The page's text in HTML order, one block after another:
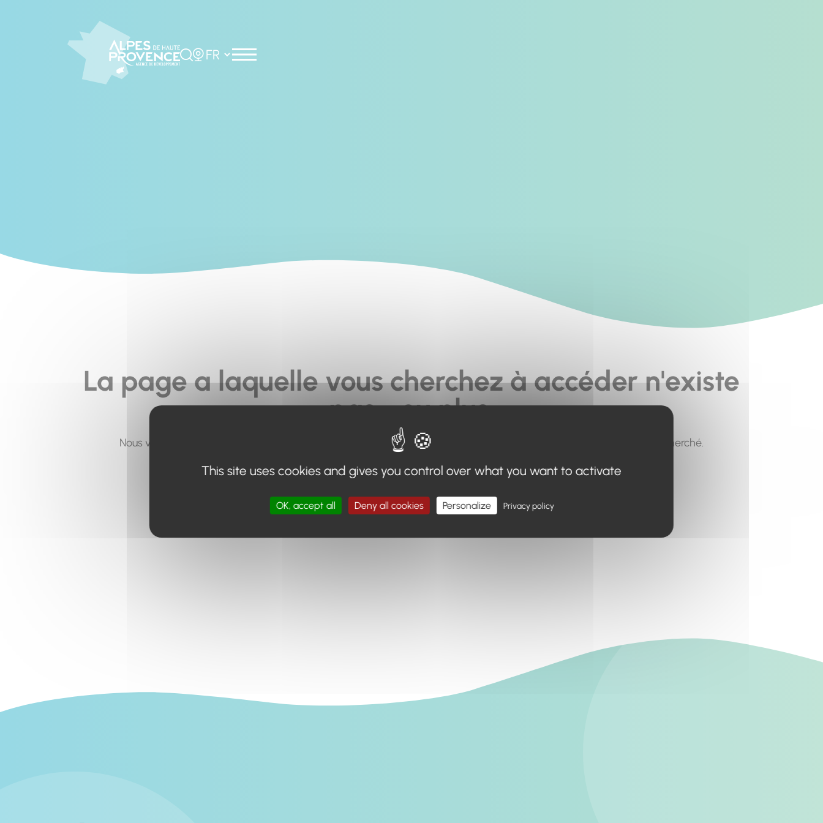
Rechercher
Choisir la langue
La page a laquelle vous cherchez à accéder n'existe
pas... ou plus.
Nous vous invitons à utiliser le moteur de recherche en haut de page, ou à utiliser le menu pour trouver le contenu recherché.
Retour à l'accueil
This site uses cookies and gives you control over what you want to activate
OK, accept all Deny all cookies Personalize Privacy policy